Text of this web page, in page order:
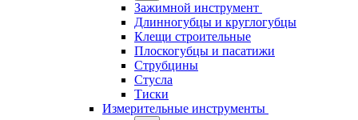
Зажимной инструмент
Длинногубцы и круглогубцы
Клещи строительные
Плоскогубцы и пасатижи
Струбцины
Стусла
Тиски
Измерительные инструменты